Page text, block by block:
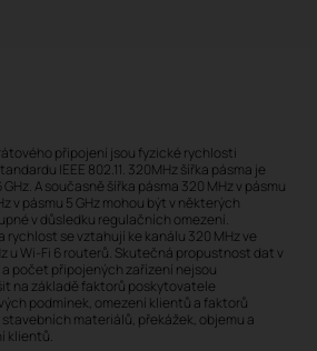
připojení jsou fyzické rychlosti
IEEE 802.11. 320MHz šířka pásma je
A současně šířka pásma 320 MHz v pásmu
v pásmu 5 GHz mohou být v některých
v důsledku regulačních omezení.
rychlost se vztahují ke kanálu 320 MHz ve
u Wi-Fi 6 routerů. Skutečná propustnost dat v
počet připojených zařízení nejsou
na základě faktorů poskytovatele
podmínek, omezení klientů a faktorů
materiálů, překážek, objemu a
klientů.